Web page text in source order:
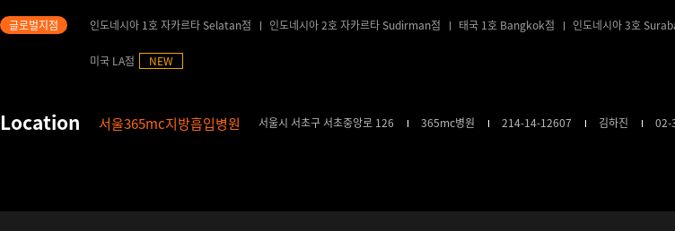
인도네시아 1호 자카르타 Selatan점 인도네시아 2호 자카르타 Sudirman점 태국 1호 Bangkok점 인도네시아 3호
미국 LA점 NEW
서울365mc지방흡입병원 서울시 서초구 서초중앙로 126 365mc병원 214-14-12607 김하진 02-